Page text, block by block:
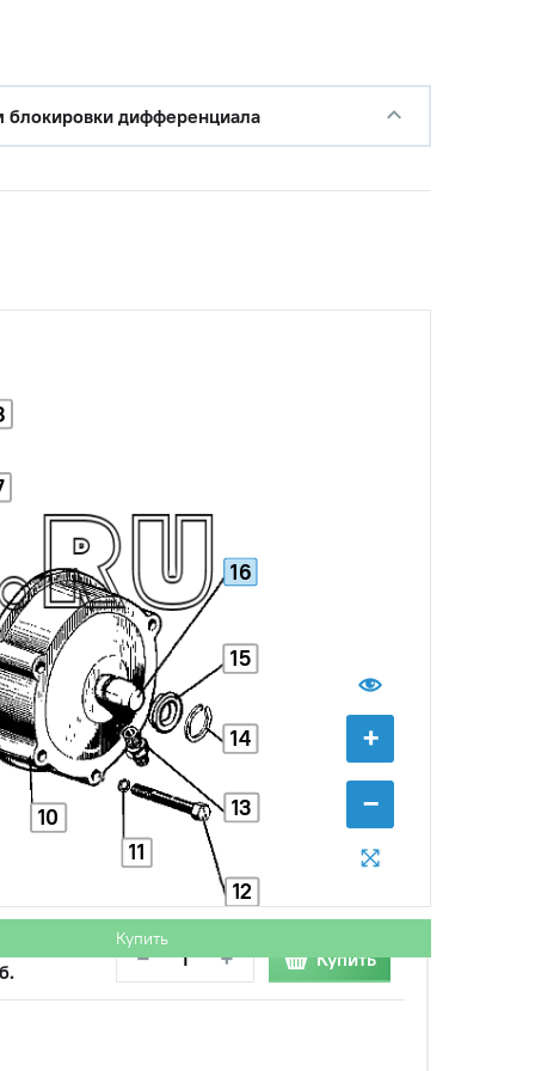
блокировки дифференциала
+
−
10
11
12
13
14
15
16
Купить
НДС
−
− + Купить
НДС
− + Купить